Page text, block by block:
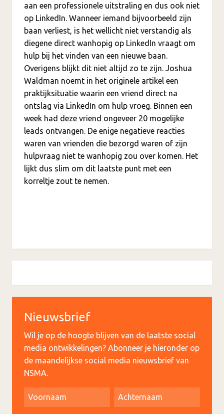
aan een professionele uitstraling en dus ook niet
op LinkedIn. Wanneer iemand bijvoorbeeld zijn
baan verliest, is het wellicht niet verstandig als
diegene direct wanhopig op LinkedIn vraagt om
hulp bij het vinden van een nieuwe baan.
Overigens blijkt dit niet altijd zo te zijn. Joshua
Waldman noemt in het originele artikel een
praktijksituatie waarin een vriend direct na
ontslag via LinkedIn om hulp vroeg. Binnen een
week had deze vriend ongeveer 20 mogelijke
leads ontvangen. De enige negatieve reacties
waren van vrienden die bezorgd waren of zijn
hulpvraag niet te wanhopig zou over komen. Het
lijkt dus slim om dit laatste punt met een
korreltje zout te nemen.
Nieuwsbrief
Wil je op de hoogte blijven van de laatste social
media ontwikkelingen? Abonneer je hieronder op
de maandelijkse social media nieuwsbrief van
NSMA.